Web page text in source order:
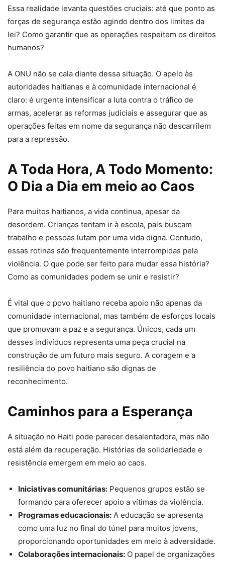
Essa realidade levanta questões cruciais: até que ponto as
forças de segurança estão agindo dentro dos limites da
lei? Como garantir que as operações respeitem os direitos
humanos?
A ONU não se cala diante dessa situação. O apelo às
autoridades haitianas e à comunidade internacional é
claro: é urgente intensificar a luta contra o tráfico de
armas, acelerar as reformas judiciais e assegurar que as
operações feitas em nome da segurança não descarrilem
para a repressão.
A Toda Hora, A Todo Momento:
O Dia a Dia em meio ao Caos
Para muitos haitianos, a vida continua, apesar da
desordem. Crianças tentam ir à escola, pais buscam
trabalho e pessoas lutam por uma vida digna. Contudo,
essas rotinas são frequentemente interrompidas pela
violência. O que pode ser feito para mudar essa história?
Como as comunidades podem se unir e resistir?
É vital que o povo haitiano receba apoio não apenas da
comunidade internacional, mas também de esforços locais
que promovam a paz e a segurança. Únicos, cada um
desses indivíduos representa uma peça crucial na
construção de um futuro mais seguro. A coragem e a
resiliência do povo haitiano são dignas de
reconhecimento.
Caminhos para a Esperança
A situação no Haiti pode parecer desalentadora, mas não
está além da recuperação. Histórias de solidariedade e
resistência emergem em meio ao caos.
Iniciativas comunitárias: Pequenos grupos estão se
formando para oferecer apoio a vítimas da violência.
Programas educacionais: A educação se apresenta
como uma luz no final do túnel para muitos jovens,
proporcionando oportunidades em meio à adversidade.
Colaborações internacionais: O papel de organizações